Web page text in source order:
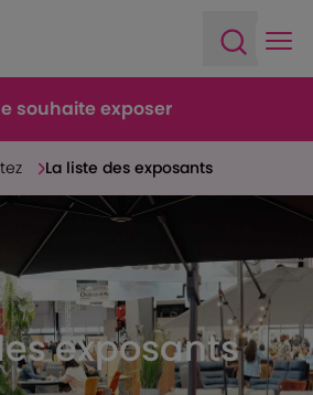
souhaite exposer
La liste des exposants
exposants